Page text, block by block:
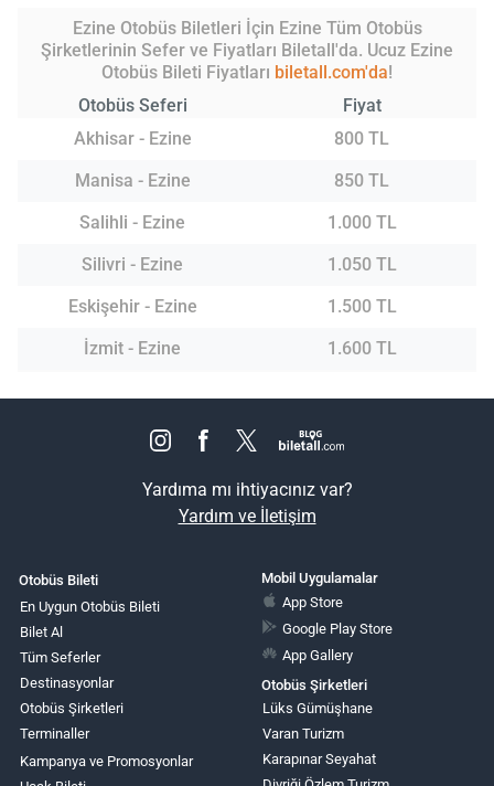
Ezine Otobüs Biletleri İçin Ezine Tüm Otobüs
Şirketlerinin Sefer ve Fiyatları Biletall'da. Ucuz Ezine
Otobüs Bileti Fiyatları biletall.com'da!
Otobüs Seferi
Fiyat
Akhisar - Ezine
800 TL
Manisa - Ezine
850 TL
Salihli - Ezine
1.000 TL
Silivri - Ezine
1.050 TL
Eskişehir - Ezine
1.500 TL
İzmit - Ezine
1.600 TL
Yardıma mı ihtiyacınız var?
Yardım ve İletişim
Otobüs Bileti
En Uygun Otobüs Bileti
Bilet Al
Tüm Seferler
Destinasyonlar
Otobüs Şirketleri
Terminaller
Kampanya ve Promosyonlar
Mobil Uygulamalar
App Store
Google Play Store
App Gallery
Otobüs Şirketleri
Lüks Gümüşhane
Varan Turizm
Karapınar Seyahat